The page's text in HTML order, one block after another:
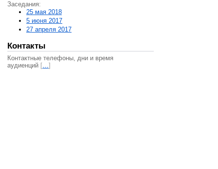
Заседания:
25 мая 2018
5 июня 2017
27 апреля 2017
Контакты
Контактные телефоны, дни и время
аудиенций […]